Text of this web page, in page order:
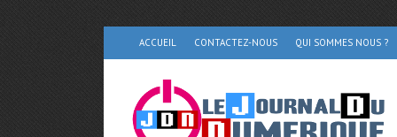
ACCUEIL CONTACTEZ-NOUS QUI SOMMES NOUS ?